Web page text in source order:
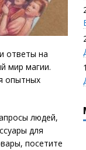
ответы на
мир магии.
опытных
людей,
для
посетите